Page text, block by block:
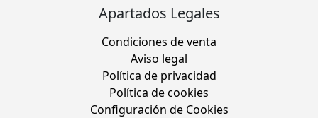
Apartados Legales
Condiciones de venta
Aviso legal
Política de privacidad
Política de cookies
Configuración de Cookies